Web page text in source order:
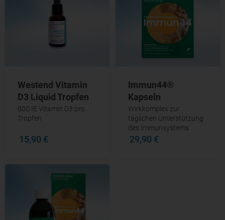
Westend Vitamin
D3 Liquid Tropfen
800 IE Vitamin D3 pro
Tropfen
15,90 €
Immun44®
Kapseln
Wirkkomplex zur
täglichen Unterstützung
des Immunsystems
29,90 €